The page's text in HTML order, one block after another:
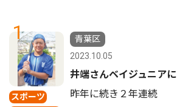
1
スポーツ
青葉区
2023.10.05
井端さんベイジュニアに
昨年に続き２年連続